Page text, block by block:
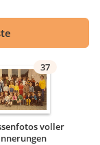
37
voller